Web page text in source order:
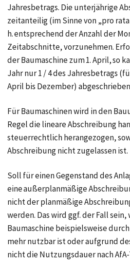
Jahresbetrags. Die unterjährige
zeitanteilig (im Sinne von „pro
h. entsprechend der Anzahl der
Zeitabschnitte, vorzunehmen.
der Baumaschine zum 1. April, so
Jahr nur 1 / 4 des Jahresbetrags
April bis Dezember)
Für Baumaschinen wird in den
Regel die lineare Abschreibung
steuerrechtlich herangezogen,
Abschreibung nicht zugelassen ist.
Soll für einen Gegenstand des
eine außerplanmäßige
nicht der planmäßige
werden. Das wird ggf. der Fall sein,
Baumaschine beispielsweise
mehr nutzbar ist oder aufgrund
nicht die Nutzungsdauer nach